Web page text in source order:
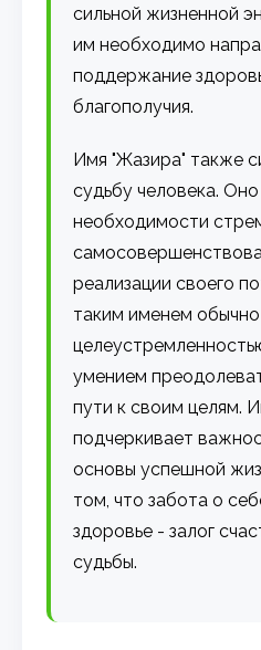
сильной жизненной
им необходимо
поддержание
благополучия.
Имя "Жазира" также
судьбу человека.
необходимости
реализации своего
таким именем
умением
пути к своим целям.
подчеркивает
основы успешной
том, что забота о
здоровье - залог
судьбы.